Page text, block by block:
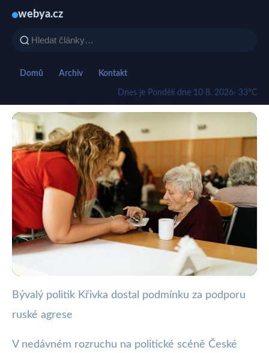
webya.cz
Domů Archiv Kontakt
Dnes je Pondělí dne 10 8. 2026· 33°C
webya.cz
Bývalý politik odsouzen za
podporu ruské agrese v ČR
Bývalý politik Křivka dostal podmínku za podporu
ruské agrese
V nedávném rozruchu na politické scéně České